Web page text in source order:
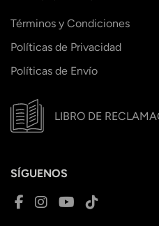
Términos y Condiciones
Políticas de Privacidad
Políticas de Envío
LIBRO DE
SÍGUENOS